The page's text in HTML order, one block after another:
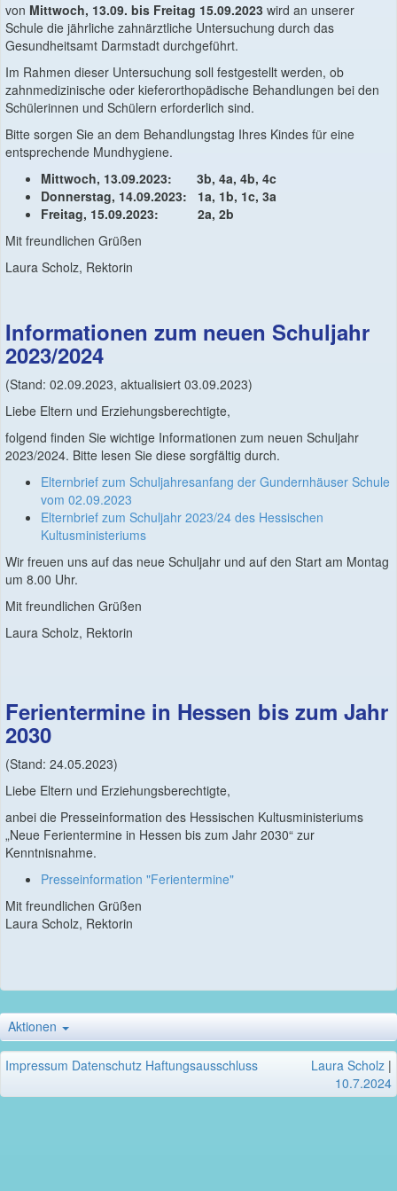
von Mittwoch, 13.09. bis Freitag 15.09.2023 wird an unserer
Schule die jährliche zahnärztliche Untersuchung durch das
Gesundheitsamt Darmstadt durchgeführt.
Im Rahmen dieser Untersuchung soll festgestellt werden, ob
zahnmedizinische oder kieferorthopädische Behandlungen bei den
Schülerinnen und Schülern erforderlich sind.
Bitte sorgen Sie an dem Behandlungstag Ihres Kindes für eine
entsprechende Mundhygiene.
Mittwoch, 13.09.2023: 3b, 4a, 4b, 4c
Donnerstag, 14.09.2023: 1a, 1b, 1c, 3a
Freitag, 15.09.2023: 2a, 2b
Mit freundlichen Grüßen
Laura Scholz, Rektorin
Informationen zum neuen Schuljahr
2023/2024
(Stand: 02.09.2023, aktualisiert 03.09.2023)
Liebe Eltern und Erziehungsberechtigte,
folgend finden Sie wichtige Informationen zum neuen Schuljahr
2023/2024. Bitte lesen Sie diese sorgfältig durch.
Elternbrief zum Schuljahresanfang der Gundernhäuser Schule
vom 02.09.2023
Elternbrief zum Schuljahr 2023/24 des Hessischen
Kultusministeriums
Wir freuen uns auf das neue Schuljahr und auf den Start am Montag
um 8.00 Uhr.
Mit freundlichen Grüßen
Laura Scholz, Rektorin
Ferientermine in Hessen bis zum Jahr
2030
(Stand: 24.05.2023)
Liebe Eltern und Erziehungsberechtigte,
anbei die Presseinformation des Hessischen Kultusministeriums
„Neue Ferientermine in Hessen bis zum Jahr 2030“ zur
Kenntnisnahme.
Presseinformation "Ferientermine"
Mit freundlichen Grüßen
Laura Scholz, Rektorin
Aktionen
Impressum Datenschutz Haftungsausschluss Laura Scholz |
10.7.2024